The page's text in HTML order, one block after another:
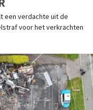
een verdachte uit de
voor het verkrachten